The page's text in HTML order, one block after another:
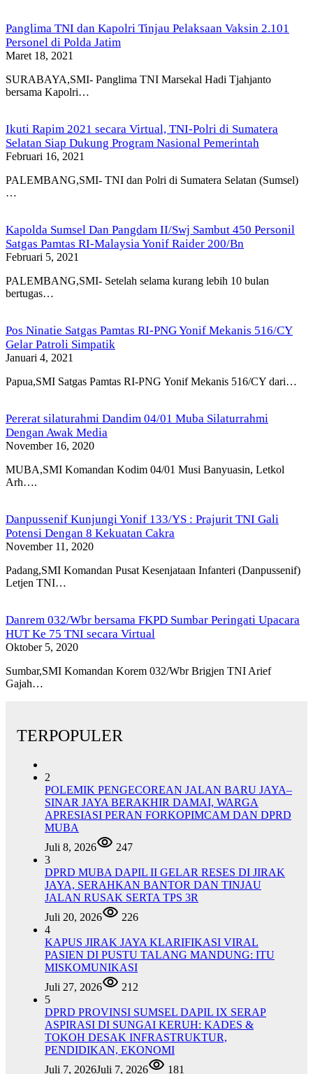
Panglima TNI dan Kapolri Tinjau Pelaksaan Vaksin 2.101
Personel di Polda Jatim
Maret 18, 2021
SURABAYA,SMI- Panglima TNI Marsekal Hadi Tjahjanto
bersama Kapolri…
Ikuti Rapim 2021 secara Virtual, TNI-Polri di Sumatera
Selatan Siap Dukung Program Nasional Pemerintah
Februari 16, 2021
PALEMBANG,SMI- TNI dan Polri di Sumatera Selatan (Sumsel)
…
Kapolda Sumsel Dan Pangdam II/Swj Sambut 450 Personil
Satgas Pamtas RI-Malaysia Yonif Raider 200/Bn
Februari 5, 2021
PALEMBANG,SMI- Setelah selama kurang lebih 10 bulan
bertugas…
Pos Ninatie Satgas Pamtas RI-PNG Yonif Mekanis 516/CY
Gelar Patroli Simpatik
Januari 4, 2021
Papua,SMI Satgas Pamtas RI-PNG Yonif Mekanis 516/CY dari…
Pererat silaturahmi Dandim 04/01 Muba Silaturrahmi
Dengan Awak Media
November 16, 2020
MUBA,SMI Komandan Kodim 04/01 Musi Banyuasin, Letkol
Arh….
Danpussenif Kunjungi Yonif 133/YS : Prajurit TNI Gali
Potensi Dengan 8 Kekuatan Cakra
November 11, 2020
Padang,SMI Komandan Pusat Kesenjataan Infanteri (Danpussenif)
Letjen TNI…
Danrem 032/Wbr bersama FKPD Sumbar Peringati Upacara
HUT Ke 75 TNI secara Virtual
Oktober 5, 2020
Sumbar,SMI Komandan Korem 032/Wbr Brigjen TNI Arief
Gajah…
TERPOPULER
2
POLEMIK PENGECOREAN JALAN BARU JAYA–
SINAR JAYA BERAKHIR DAMAI, WARGA
APRESIASI PERAN FORKOPIMCAM DAN DPRD
MUBA
Juli 8, 2026
247
3
DPRD MUBA DAPIL II GELAR RESES DI JIRAK
JAYA, SERAHKAN BANTOR DAN TINJAU
JALAN RUSAK SERTA TPS 3R
Juli 20, 2026
226
4
KAPUS JIRAK JAYA KLARIFIKASI VIRAL
PASIEN DI PUSTU TALANG MANDUNG: ITU
MISKOMUNIKASI
Juli 27, 2026
212
5
DPRD PROVINSI SUMSEL DAPIL IX SERAP
ASPIRASI DI SUNGAI KERUH: KADES &
TOKOH DESAK INFRASTRUKTUR,
PENDIDIKAN, EKONOMI
Juli 7, 2026Juli 7, 2026
181